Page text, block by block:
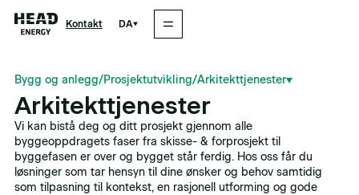
Kontakt DA
Bygg og anlegg/Prosjektutvikling/Arkitekttjenester
Arkitekttjenester
Vi kan bistå deg og ditt prosjekt gjennom alle
byggeoppdragets faser fra skisse- & forprosjekt til
byggefasen er over og bygget står ferdig. Hos oss får du
løsninger som tar hensyn til dine ønsker og behov samtidig
som tilpasning til kontekst, en rasjonell utforming og gode